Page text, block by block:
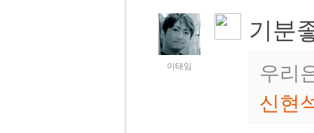
이태임
기분
우리
신현